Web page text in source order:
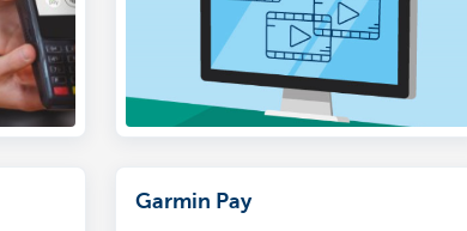
Garmin Pay